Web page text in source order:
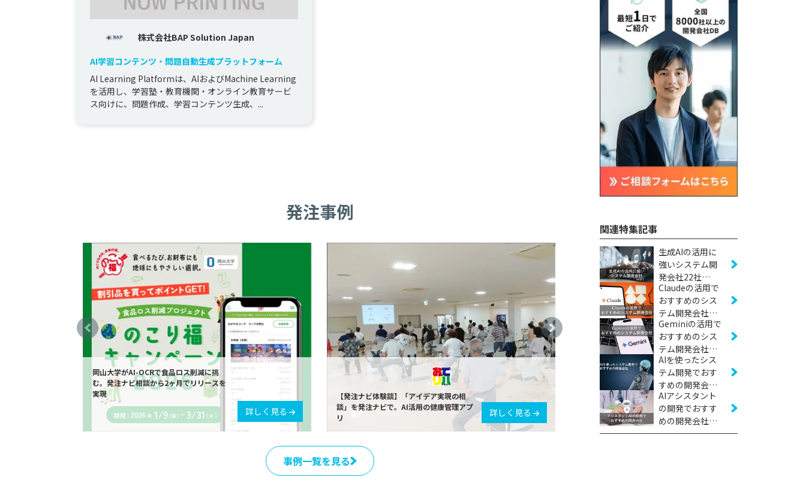
株式会社BAP Solution Japan
AI学習コンテンツ・問題自動生成プラットフォーム
AI Learning Platformは、AIおよびMachine Learning
を活用し、学習塾・教育機関・オンライン教育サービ
ス向けに、問題作成、学習コンテンツ生成、...
発注事例
岡山大学がAI-OCRで食品ロス削減に挑
む。発注ナビ相談から2ヶ月でリリースを
実現
詳しく見る
【発注ナビ体験談】「アイデア実現の相
談」を発注ナビで。AI活用の健康管理アプ
リ
詳しく見る
事例一覧を見る
関連特集記事
生成AIの活用に
強いシステム開
発会社22社
【2026年版】
Claudeの活用で
おすすめのシス
テム開発会社8
社【2026年版】
Geminiの活用で
おすすめのシス
テム開発会社5
社【2026年版】
AIを使ったシス
テム開発でおす
すめの開発会社
34社【2026年
版】
AIアシスタント
の開発でおすす
めの開発会社5
社【2026年版】